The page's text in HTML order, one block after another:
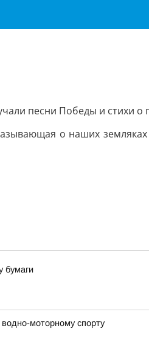
песни Победы и стихи о
о наших
бумаги
моторному спорту